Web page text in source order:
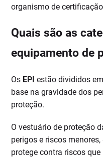
organismo de
Quais são as
equipamento de
Os EPI estão divididos
base na gravidade dos
proteção.
O vestuário de proteção
perigos e riscos
protege contra riscos